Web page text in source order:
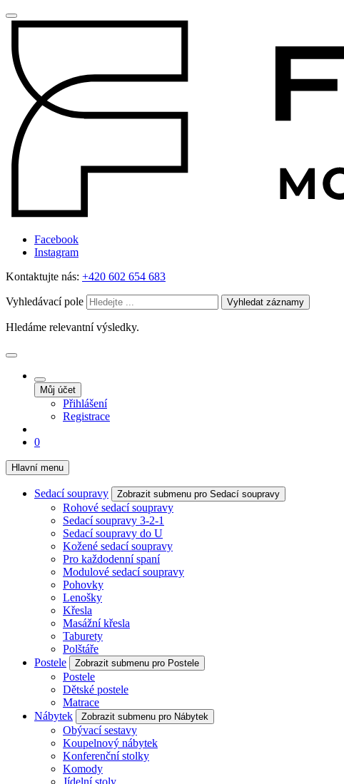
Facebook
Instagram
Kontaktujte nás: +420 602 654 683
Vyhledávací pole Vyhledat záznamy
Hledáme relevantní výsledky.
Můj účet
Přihlášení
Registrace
0
Hlavní menu
Sedací soupravy Zobrazit submenu pro Sedací soupravy
Rohové sedací soupravy
Sedací soupravy 3-2-1
Sedací soupravy do U
Kožené sedací soupravy
Pro každodenní spaní
Modulové sedací soupravy
Pohovky
Lenošky
Křesla
Masážní křesla
Taburety
Polštáře
Postele
Zobrazit submenu pro Postele
Postele
Dětské postele
Matrace
Nábytek
Zobrazit submenu pro Nábytek
Obývací sestavy
Koupelnový nábytek
Konferenční stolky
Komody
Jídelní stoly